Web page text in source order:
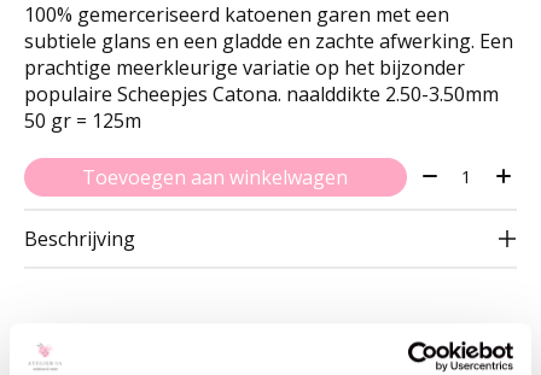
100% gemerceriseerd katoenen garen met een
subtiele glans en een gladde en zachte afwerking. Een
prachtige meerkleurige variatie op het bijzonder
populaire Scheepjes Catona. naalddikte 2.50-3.50mm
50 gr = 125m
Toevoegen aan winkelwagen Aantal:
Beschrijving